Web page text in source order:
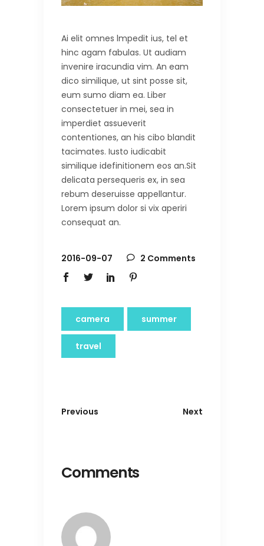
Ai elit omnes lmpedit ius, tel et
hinc agam fabulas. Ut audiam
invenire iracundia vim. An eam
dico similique, ut sint posse sit,
eum sumo diam ea. Liber
consectetuer in mei, sea in
imperdiet assueverit
contentiones, an his cibo blandit
tacimates. Iusto iudicabit
similique idefinitionem eos an.Sit
delicata persequeris ex, in sea
rebum deseruisse appellantur.
Lorem ipsum dolor si vix aperiri
consequat an.
2016-09-07 2 Comments
camera summer
travel
Previous Next
Comments